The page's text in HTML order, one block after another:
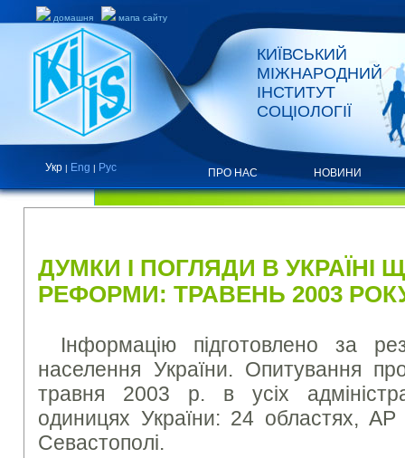
домашня мапа сайту
КИЇВСЬКИЙ
МІЖНАРОДНИЙ
ІНСТИТУТ
СОЦІОЛОГІЇ
Укр | Eng | Рус ПРО НАС НОВИНИ
ДУМКИ І ПОГЛЯДИ В УКРАЇНІ
РЕФОРМИ: ТРАВЕНЬ 2003
Інформацію підготовлено за
населення України. Опитування
травня 2003 р. в усіх
одиницях України: 24 областях, АР
Севастополі.